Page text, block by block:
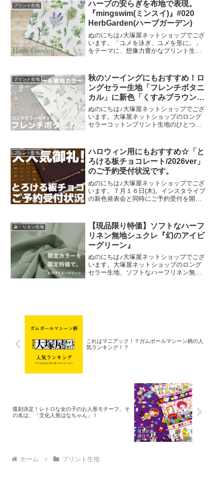
様への発送が完了し、現
プリント生地
ハーブの安らぎを布地で表現。
『mingswim(ミンスイ)』#020
HerbGarden(ハーブガーデン)
ぬのにちは♪大塚屋ネットショップでござ
います。「ユメを泳ぎ、ユメを形に。」
をテーマに、想像力豊かなプリント生地
集ページよりご覧いただけます。＼
mingswi
プリント生地
秋のソーイングにもおすすめ！ロ
ングセラー生地「フレンチボタニ
カル」に新色「くすみブラウン」
が登場！
ぬのにちは♪大塚屋ネットショップでござ
います。大塚屋ネットショップのロング
セラーコットンプリント生地のひとつ
た「ペールピンク」の再販が、この度決
定いたしました。2026
プリント生地
ハロウィン用にもおすすめ☆「と
ろける板チョコレート/2026ver」
のご予約受付状況です。
ぬのにちは♪大塚屋ネットショップでござ
います。７月１６日(木)。インスタライブ
の新色発表会と同時にご予約受付を開始
ョン。「復刻カラー３色」と「新色３
色」の全６色にて展
麻・リネン生地
【現品限り特価】ソフトなハーフ
リネン無地シュクレ『幻のアイビ
ーグリーン』
ぬのにちは♪大塚屋ネットショップでござ
います。大塚屋ネットショップのロング
セラー生地、ソフトなハーフリネン無地
これはマニアック！？ガムボールマシーン柄の人
気ランキング！？
復刻決定！レトロな女の子のお人形モチーフ。そ
の名は、「文化人形はなちゃん」！
ホーム プリント生地